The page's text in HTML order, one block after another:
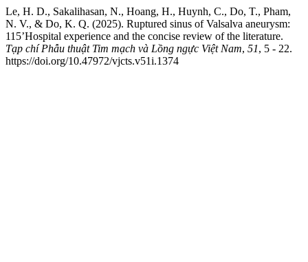
Le, H. D., Sakalihasan, N., Hoang, H., Huynh, C., Do, T., Pham,
N. V., & Do, K. Q. (2025). Ruptured sinus of Valsalva aneurysm:
115’Hospital experience and the concise review of the literature.
Tạp chí Phẫu thuật Tim mạch và Lồng ngực Việt Nam, 51, 5 - 22.
https://doi.org/10.47972/vjcts.v51i.1374